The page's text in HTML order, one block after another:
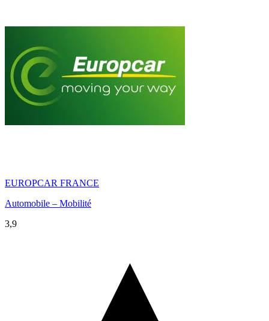
EUROPCAR FRANCE
Automobile – Mobilité
3,9